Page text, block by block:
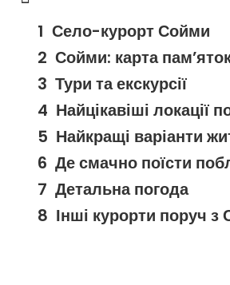
Село-курорт Сойми
Сойми: карта
Тури та екскурсії
Найцікавіші локації
Найкращі варіанти
Де смачно поїсти
Детальна погода
Інші курорти поруч